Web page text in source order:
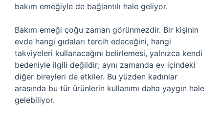
bakım emeğiyle de bağlantılı hale geliyor.
Bakım emeği çoğu zaman görünmezdir. Bir kişinin
evde hangi gıdaları tercih edeceğini, hangi
takviyeleri kullanacağını belirlemesi, yalnızca kendi
bedeniyle ilgili değildir; aynı zamanda ev içindeki
diğer bireyleri de etkiler. Bu yüzden kadınlar
arasında bu tür ürünlerin kullanımı daha yaygın hale
gelebiliyor.